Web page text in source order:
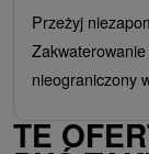
Przeżyj
nieograniczony
TE